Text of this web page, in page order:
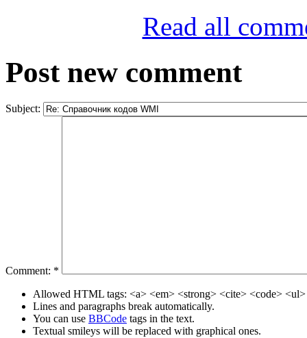
Read all
Post new comment
Subject:
Comment: *
Allowed HTML tags: <a> <em> <strong> <cite> <code>
Lines and paragraphs break automatically.
You can use BBCode tags in the text.
Textual smileys will be replaced with graphical ones.